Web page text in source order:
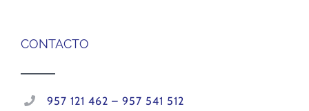
CONTACTO
957 121 462 – 957 541 512